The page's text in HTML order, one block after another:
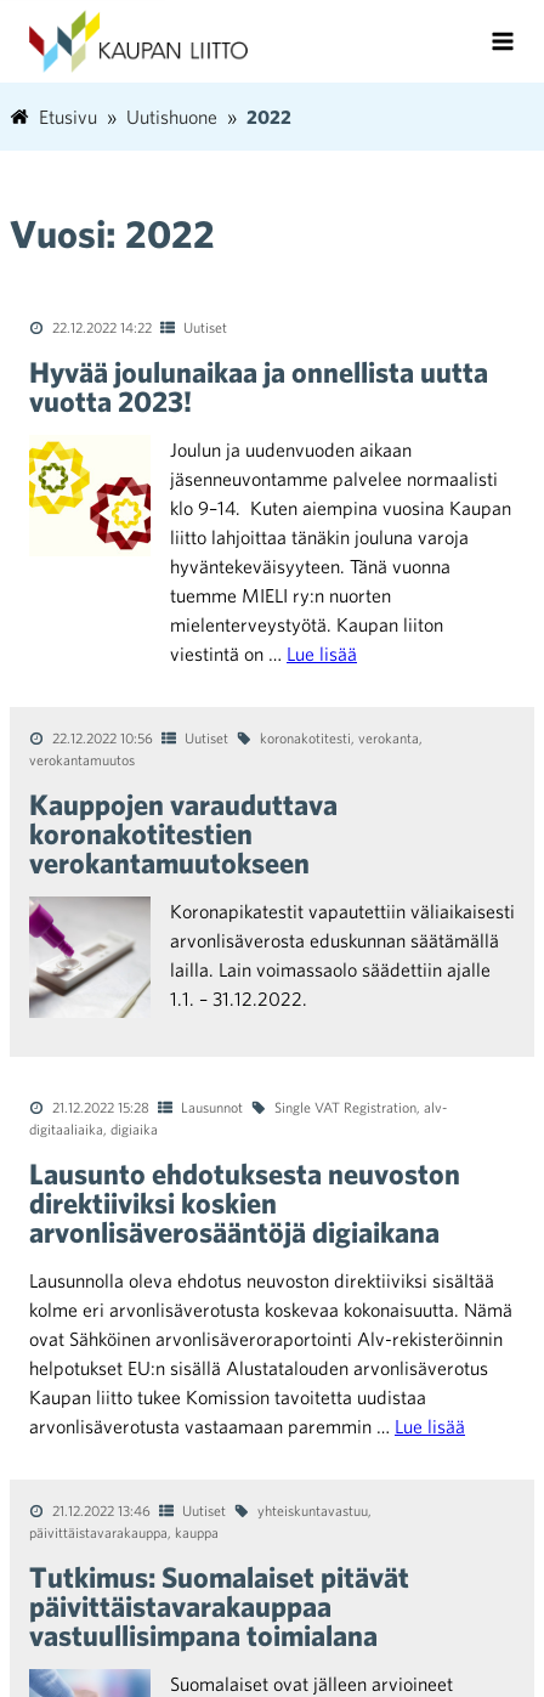
Etusivu Uutishuone 2022
Vuosi: 2022
22.12.2022 14:22 Uutiset
Hyvää joulunaikaa ja onnellista uutta
vuotta 2023!
Joulun ja uudenvuoden aikaan
jäsenneuvontamme palvelee normaalisti
klo 9–14. Kuten aiempina vuosina Kaupan
liitto lahjoittaa tänäkin jouluna varoja
hyväntekeväisyyteen. Tänä vuonna
tuemme MIELI ry:n nuorten
mielenterveystyötä. Kaupan liiton
viestintä on … Lue lisää
22.12.2022 10:56 Uutiset koronakotitesti, verokanta,
verokantamuutos
Kauppojen varauduttava
koronakotitestien
verokantamuutokseen
Koronapikatestit vapautettiin väliaikaisesti
arvonlisäverosta eduskunnan säätämällä
lailla. Lain voimassaolo säädettiin ajalle
1.1. – 31.12.2022.
21.12.2022 15:28 Lausunnot Single VAT Registration, alv-
digitaaliaika, digiaika
Lausunto ehdotuksesta neuvoston
direktiiviksi koskien
arvonlisäverosääntöjä digiaikana
Lausunnolla oleva ehdotus neuvoston direktiiviksi sisältää
kolme eri arvonlisäverotusta koskevaa kokonaisuutta. Nämä
ovat Sähköinen arvonlisäveroraportointi Alv-rekisteröinnin
helpotukset EU:n sisällä Alustatalouden arvonlisäverotus
Kaupan liitto tukee Komission tavoitetta uudistaa
arvonlisäverotusta vastaamaan paremmin … Lue lisää
21.12.2022 13:46 Uutiset yhteiskuntavastuu,
päivittäistavarakauppa, kauppa
Tutkimus: Suomalaiset pitävät
päivittäistavarakauppaa
vastuullisimpana toimialana
Suomalaiset ovat jälleen arvioineet